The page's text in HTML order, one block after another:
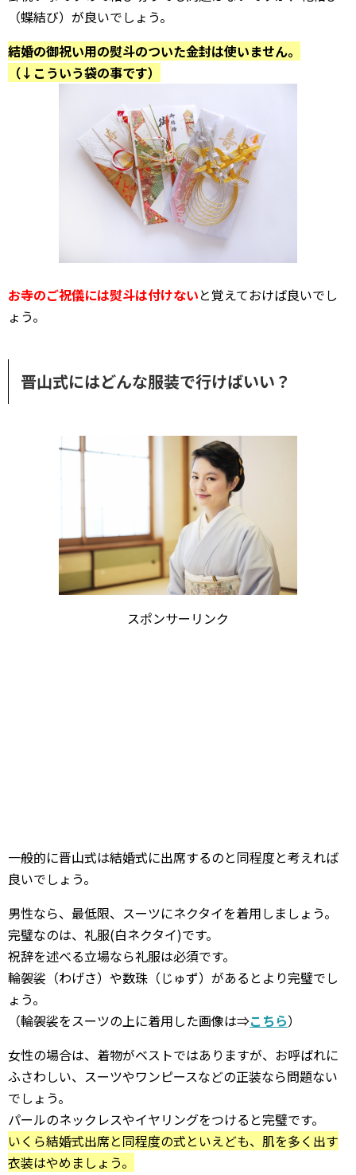
（蝶結び）が良いでしょう。
結婚の御祝い用の熨斗のついた金封は使いません。
（↓こういう袋の事です）
お寺のご祝儀には熨斗は付けないと覚えておけば良いでし
ょう。
晋山式にはどんな服装で行けばいい？
スポンサーリンク
一般的に晋山式は結婚式に出席するのと同程度と考えれば
良いでしょう。
男性なら、最低限、スーツにネクタイを着用しましょう。
完璧なのは、礼服(白ネクタイ)です。
祝辞を述べる立場なら礼服は必須です。
輪袈裟（わげさ）や数珠（じゅず）があるとより完璧でし
ょう。
（輪袈裟をスーツの上に着用した画像は⇒こちら）
女性の場合は、着物がベストではありますが、お呼ばれに
ふさわしい、スーツやワンピースなどの正装なら問題ない
でしょう。
パールのネックレスやイヤリングをつけると完璧です。
いくら結婚式出席と同程度の式といえども、肌を多く出す
衣装はやめましょう。